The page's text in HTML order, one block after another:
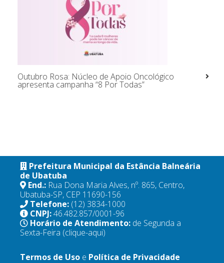
Outubro Rosa: Núcleo de Apoio Oncológico
apresenta campanha “8 Por Todas”
Prefeitura Municipal da Estância Balneária
de Ubatuba
End.: Rua Dona Maria Alves, nº. 865, Centro,
Ubatuba-SP, CEP 11690-156
Telefone: (12) 3834-1000
CNPJ:46.482.857/0001-96
Horário de Atendimento: de Segunda a
Sexta-Feira (clique-aqui)
Termos de Uso e Política de Privacidade